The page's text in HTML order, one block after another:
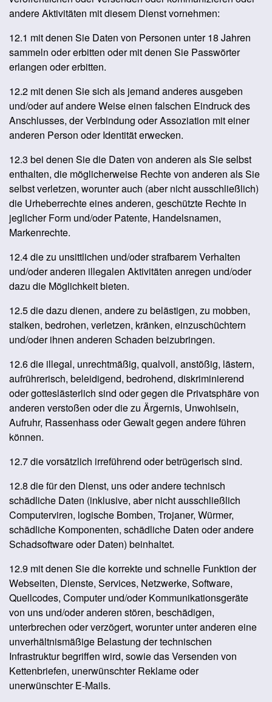
andere Aktivitäten mit diesem Dienst vornehmen:
12.1 mit denen Sie Daten von Personen unter 18 Jahren
sammeln oder erbitten oder mit denen Sie Passwörter
erlangen oder erbitten.
12.2 mit denen Sie sich als jemand anderes ausgeben
und/oder auf andere Weise einen falschen Eindruck des
Anschlusses, der Verbindung oder Assoziation mit einer
anderen Person oder Identität erwecken.
12.3 bei denen Sie die Daten von anderen als Sie selbst
enthalten, die möglicherweise Rechte von anderen als Sie
selbst verletzen, worunter auch (aber nicht ausschließlich)
die Urheberrechte eines anderen, geschützte Rechte in
jeglicher Form und/oder Patente, Handelsnamen,
Markenrechte.
12.4 die zu unsittlichen und/oder strafbarem Verhalten
und/oder anderen illegalen Aktivitäten anregen und/oder
dazu die Möglichkeit bieten.
12.5 die dazu dienen, andere zu belästigen, zu mobben,
stalken, bedrohen, verletzen, kränken, einzuschüchtern
und/oder ihnen anderen Schaden beizubringen.
12.6 die illegal, unrechtmäßig, qualvoll, anstößig, lästern,
aufrührerisch, beleidigend, bedrohend, diskriminierend
oder gotteslästerlich sind oder gegen die Privatsphäre von
anderen verstoßen oder die zu Ärgernis, Unwohlsein,
Aufruhr, Rassenhass oder Gewalt gegen andere führen
können.
12.7 die vorsätzlich irreführend oder betrügerisch sind.
12.8 die für den Dienst, uns oder andere technisch
schädliche Daten (inklusive, aber nicht ausschließlich
Computerviren, logische Bomben, Trojaner, Würmer,
schädliche Komponenten, schädliche Daten oder andere
Schadsoftware oder Daten) beinhaltet.
12.9 mit denen Sie die korrekte und schnelle Funktion der
Webseiten, Dienste, Services, Netzwerke, Software,
Quellcodes, Computer und/oder Kommunikationsgeräte
von uns und/oder anderen stören, beschädigen,
unterbrechen oder verzögert, worunter unter anderen eine
unverhältnismäßige Belastung der technischen
Infrastruktur begriffen wird, sowie das Versenden von
Kettenbriefen, unerwünschter Reklame oder
unerwünschter E-Mails.